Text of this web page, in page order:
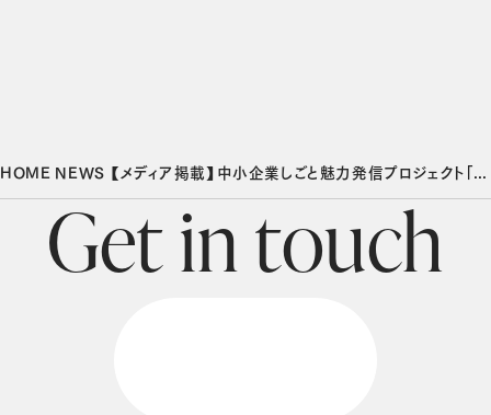
HOME NEWS
Getintouch